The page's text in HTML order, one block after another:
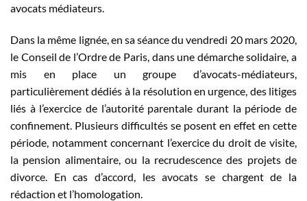
avocats médiateurs.
Dans la même lignée, en sa séance du vendredi 20 mars 2020,
le Conseil de l’Ordre de Paris, dans une démarche solidaire, a
mis en place un groupe d’avocats-médiateurs,
particulièrement dédiés à la résolution en urgence, des litiges
liés à l’exercice de l’autorité parentale durant la période de
confinement. Plusieurs difficultés se posent en effet en cette
période, notamment concernant l’exercice du droit de visite,
la pension alimentaire, ou la recrudescence des projets de
divorce. En cas d’accord, les avocats se chargent de la
rédaction et l’homologation.